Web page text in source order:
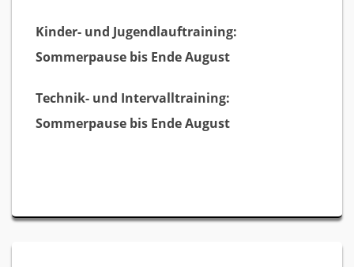
Kinder- und Jugendlauftraining:
Sommerpause bis Ende August
Technik- und Intervalltraining:
Sommerpause bis Ende August